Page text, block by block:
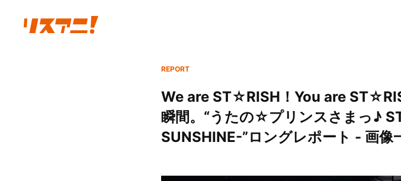
REPORT
We are ST☆RISH！You are
瞬間。“うたの☆プリンスさまっ♪
SUNSHINE-”ロングレポート - 画像